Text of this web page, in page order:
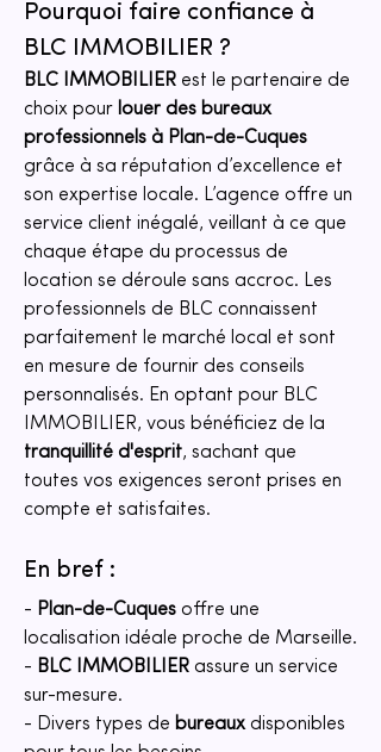
Pourquoi faire confiance à
BLC IMMOBILIER ?
BLC IMMOBILIER est le partenaire de
choix pour louer des bureaux
professionnels à Plan-de-Cuques
grâce à sa réputation d’excellence et
son expertise locale. L’agence offre un
service client inégalé, veillant à ce que
chaque étape du processus de
location se déroule sans accroc. Les
professionnels de BLC connaissent
parfaitement le marché local et sont
en mesure de fournir des conseils
personnalisés. En optant pour BLC
IMMOBILIER, vous bénéficiez de la
tranquillité d'esprit, sachant que
toutes vos exigences seront prises en
compte et satisfaites.
En bref :
- Plan-de-Cuques offre une
localisation idéale proche de Marseille.
- BLC IMMOBILIER assure un service
sur-mesure.
- Divers types de bureaux disponibles